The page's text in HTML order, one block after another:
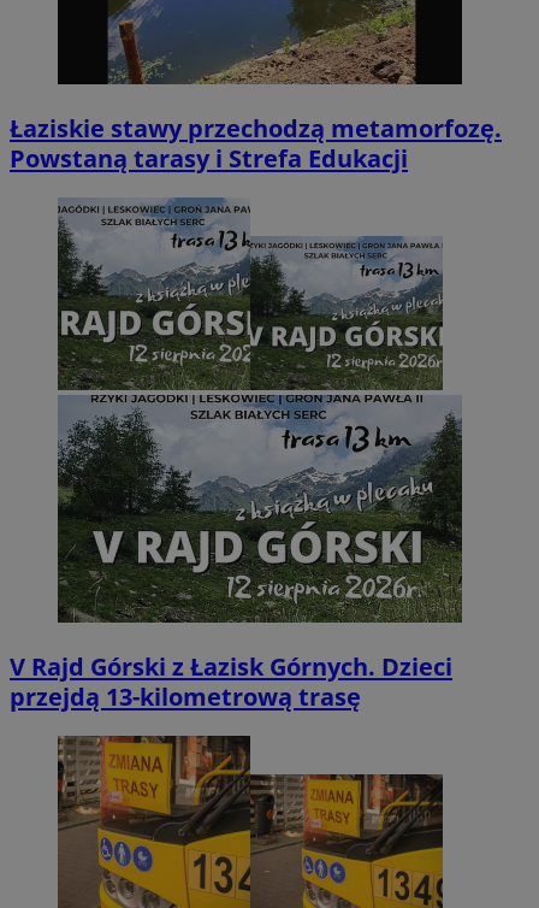
Łaziskie stawy przechodzą metamorfozę.
Powstaną tarasy i Strefa Edukacji
V Rajd Górski z Łazisk Górnych. Dzieci
przejdą 13-kilometrową trasę